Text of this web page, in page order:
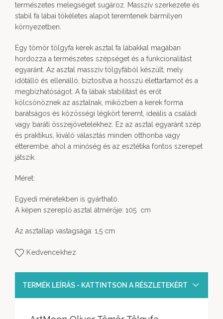
természetes melegséget sugároz. Masszív szerkezete és
stabil fa lábai tökéletes alapot teremtenek bármilyen
környezetben.
Egy tömör tölgyfa kerek asztal fa lábakkal magában
hordozza a természetes szépséget és a funkcionalitást
egyaránt. Az asztal masszív tölgyfából készült, mely
időtálló és ellenálló, biztosítva a hosszú élettartamot és a
megbízhatóságot. A fa lábak stabilitást és erőt
kölcsönöznek az asztalnak, miközben a kerek forma
barátságos és közösségi légkört teremt, ideális a családi
vagy baráti összejövetelekhez. Ez az asztal egyaránt szép
és praktikus, kiváló választás minden otthonba vagy
étterembe, ahol a minőség és az esztétika fontos szerepet
játszik.
Méret:
Egyedi méretekben is gyártható.
A képen szereplő asztal átmérője: 105 cm
Az asztallap vastagsága: 1,5 cm
Kedvencekhez
TERMÉK LEÍRÁS - KATTINTSON A RÉSZLETEKÉRT